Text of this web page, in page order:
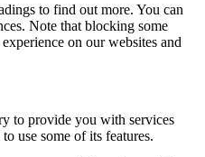
to find out more. You can
Note that blocking some
on our websites and
to provide you with services
use some of its features.